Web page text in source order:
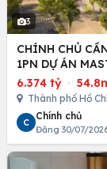
3
CHÍNH CHỦ
1PN DỰ ÁN
6.374 tỷ ·
Thành phố Hồ
C
Chính chủ
Đăng 30/07/